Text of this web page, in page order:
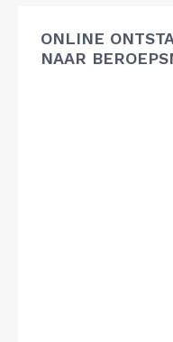
ONLINE
NAAR